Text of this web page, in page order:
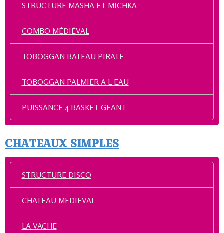
STRUCTURE MASHA ET MICHKA
COMBO MÉDIÉVAL
TOBOGGAN BATEAU PIRATE
TOBOGGAN PALMIER A L EAU
PUISSANCE 4 BASKET GEANT
CHATEAUX SIMPLES
STRUCTURE DISCO
CHATEAU MEDIEVAL
LA VACHE